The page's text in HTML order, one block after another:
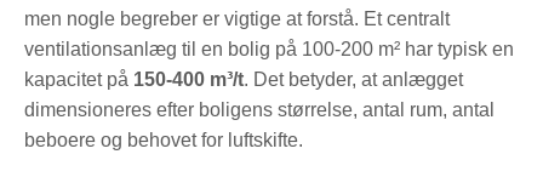
men nogle begreber er vigtige at forstå. Et centralt
ventilationsanlæg til en bolig på 100-200 m² har typisk en
kapacitet på 150-400 m³/t. Det betyder, at anlægget
dimensioneres efter boligens størrelse, antal rum, antal
beboere og behovet for luftskifte.